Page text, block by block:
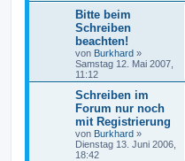
Bitte beim
Schreiben
beachten!
von Burkhard »
Samstag 12. Mai 2007,
11:12
Schreiben im
Forum nur noch
mit Registrierung
von Burkhard »
Dienstag 13. Juni 2006,
18:42